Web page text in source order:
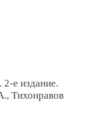
е издание.
Тихонравов